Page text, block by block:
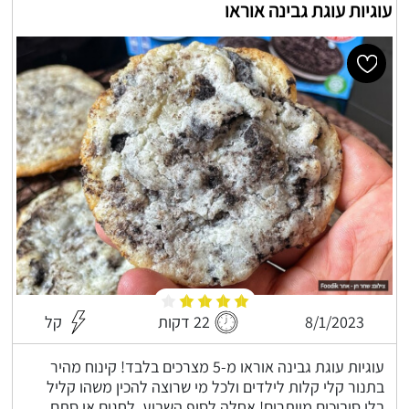
עוגיות עוגת גבינה אוראו
8/1/2023 22 דקות קל
עוגיות עוגת גבינה אוראו מ-5 מצרכים בלבד! קינוח מהיר
בתנור קלי קלות לילדים ולכל מי שרוצה להכין משהו קליל